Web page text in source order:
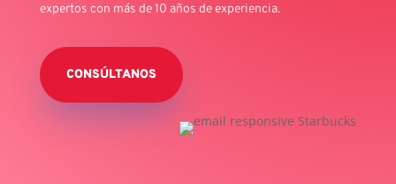
expertos con más de 10 años de experiencia.
CONSÚLTANOS